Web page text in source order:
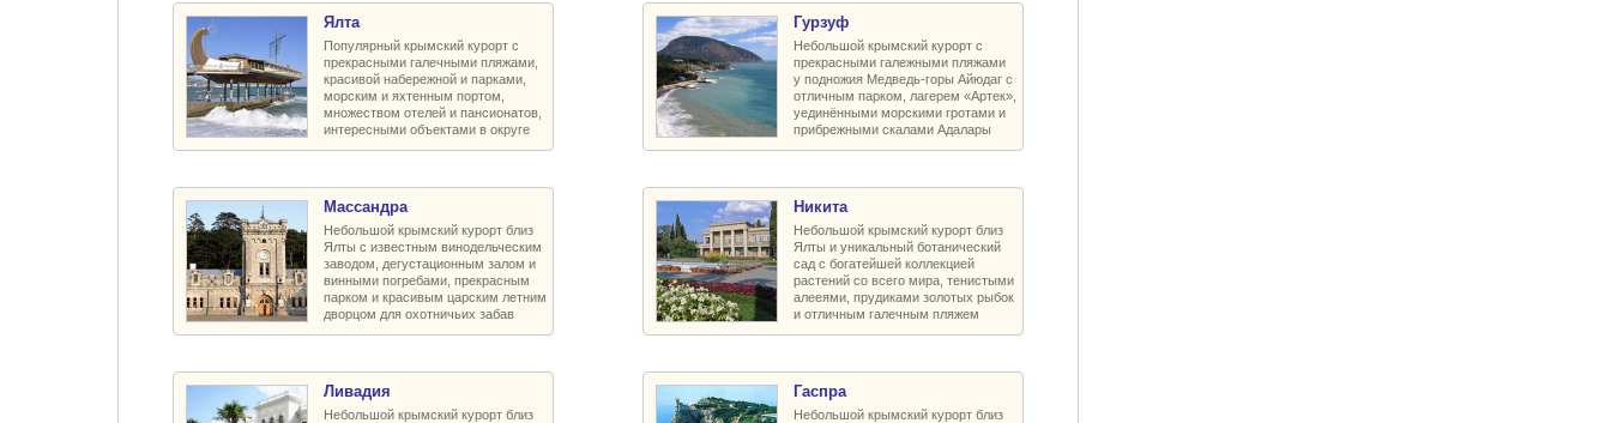
Ялта
Популярный крымский курорт с
прекрасными галечными пляжами,
красивой набережной и парками,
морским и яхтенным портом,
множеством отелей и пансионатов,
интересными объектами в округе
Гурзуф
Небольшой крымский курорт с
прекрасными галежными пляжами
у подножия Медведь-горы Айюдаг с
отличным парком, лагерем «Артек»,
уединёнными морскими гротами и
прибрежными скалами Адалары
Массандра
Небольшой крымский курорт близ
Ялты с известным винодельческим
заводом, дегустационным залом и
винными погребами, прекрасным
парком и красивым царским летним
дворцом для охотничьих забав
Никита
Небольшой крымский курорт близ
Ялты и уникальный ботанический
сад с богатейшей коллекцией
растений со всего мира, тенистыми
алееями, прудиками золотых рыбок
и отличным галечным пляжем
Ливадия
Небольшой крымский курорт близ
Гаспра
Небольшой крымский курорт близ